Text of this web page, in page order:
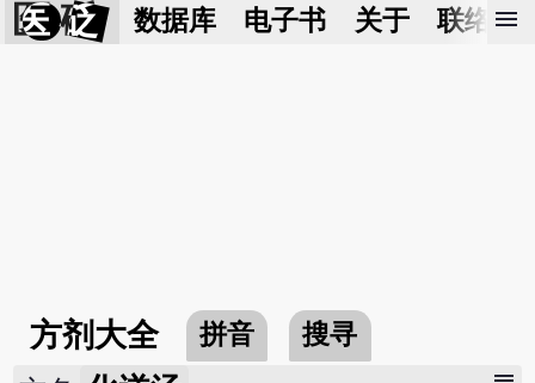
医 砭 数据库 电子书 关于 联络我
menu
方剂大全 拼音 搜寻